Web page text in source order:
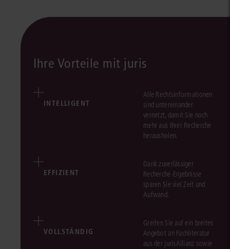
Ihre Vorteile mit juris
INTELLIGENT
Alle Rechtsinformationen
sind untereinander
vernetzt, damit Sie noch
mehr aus Ihrer Recherche
herausholen.
EFFIZIENT
Dank zuverlässiger
Recherche-Ergebnisse
sparen Sie viel Zeit und
Aufwand.
VOLLSTÄNDIG
Greifen Sie auf ein breites
Angebot an Fachliteratur
aus der jurisAllianz sowie